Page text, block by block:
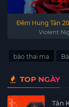
Đêm Hung Tàn
Night
Violent
bào thai ma
TOP NGÀY
Tân